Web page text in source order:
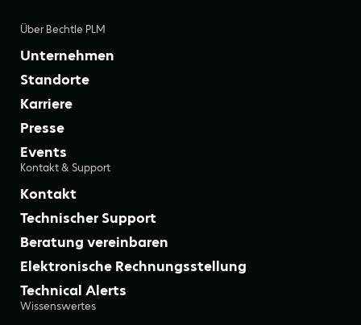
Über Bechtle PLM
Unternehmen
Standorte
Karriere
Presse
Events
Kontakt & Support
Kontakt
Technischer Support
Beratung vereinbaren
Elektronische Rechnungsstellung
Technical Alerts
Wissenswertes